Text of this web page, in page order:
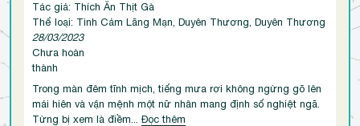
Tác giả: Thích Ăn Thịt Gà
Thể loại: Tình Cảm Lãng Mạn, Duyên Thương, Duyên Thương
28/03/2023
Chưa hoàn
thành
Trong màn đêm tĩnh mịch, tiếng mưa rơi không ngừng gõ lên
mái hiên và vận mệnh một nữ nhân mang định số nghiệt ngã.
Từng bị xem là điềm... Đọc thêm